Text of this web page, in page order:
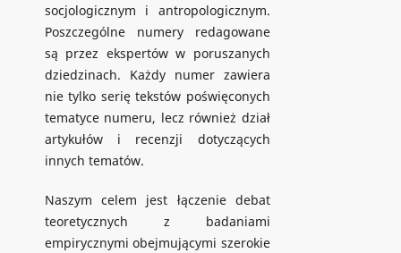
socjologicznym i antropologicznym.
Poszczególne numery redagowane
są przez ekspertów w poruszanych
dziedzinach. Każdy numer zawiera
nie tylko serię tekstów poświęconych
tematyce numeru, lecz również dział
artykułów i recenzji dotyczących
innych tematów.
Naszym celem jest łączenie debat
teoretycznych z badaniami
empirycznymi obejmującymi szerokie